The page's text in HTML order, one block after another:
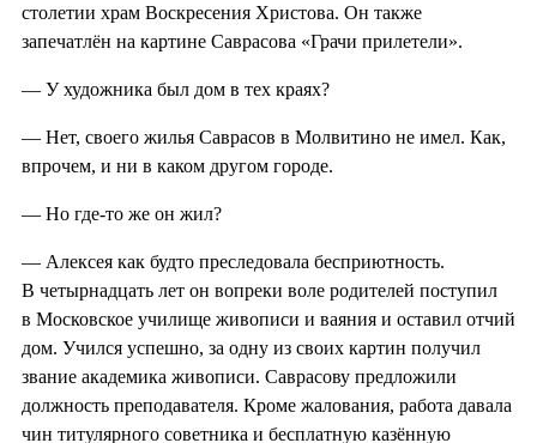
столетии храм Воскресения Христова. Он также
запечатлён на картине Саврасова «Грачи прилетели».
— У художника был дом в тех краях?
— Нет, своего жилья Саврасов в Молвитино не имел. Как,
впрочем, и ни в каком другом городе.
— Но где-то же он жил?
— Алексея как будто преследовала бесприютность.
В четырнадцать лет он вопреки воле родителей поступил
в Московское училище живописи и ваяния и оставил отчий
дом. Учился успешно, за одну из своих картин получил
звание академика живописи. Саврасову предложили
должность преподавателя. Кроме жалования, работа давала
чин титулярного советника и бесплатную казённую